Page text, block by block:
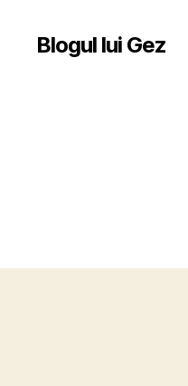
Blogul lui Gez